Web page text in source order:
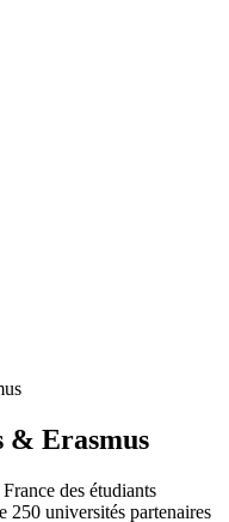
& Erasmus
des étudiants
250 universités partenaires